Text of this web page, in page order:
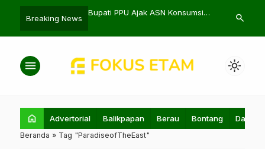
Breaking News
ke-8 di IKN
Bupati PPU Ajak ASN Konsumsi
Aksi Satgas
search
menu light_mode
home Advertorial Balikpapan Berau Bontang Daerah
Beranda » Tag "ParadiseofTheEast"